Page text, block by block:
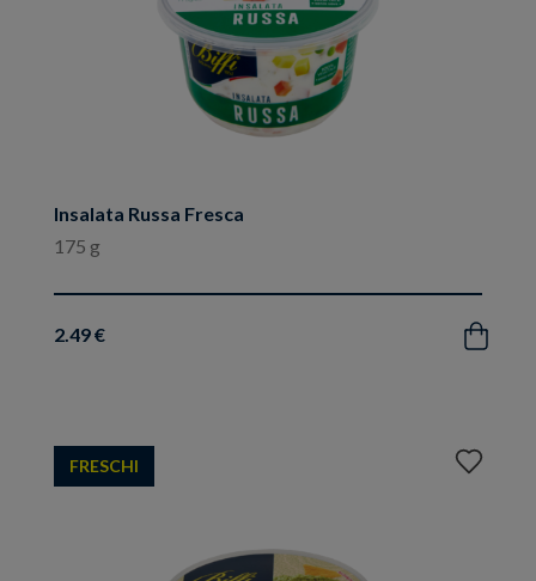
Insalata Russa Fresca
175 g
2.49 € Acquista
FRESCHI
Aggiungi